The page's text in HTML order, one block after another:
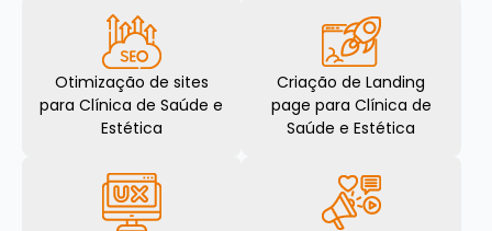
Otimização de sites
para Clínica de Saúde e
Estética
Criação de Landing
page para Clínica de
Saúde e Estética